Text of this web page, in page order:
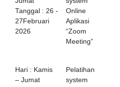
Tanggal : 26 -
27Februari
2026
Online
Aplikasi
“Zoom
Meeting”
Hari : Kamis
– Jumat
Pelatihan
system